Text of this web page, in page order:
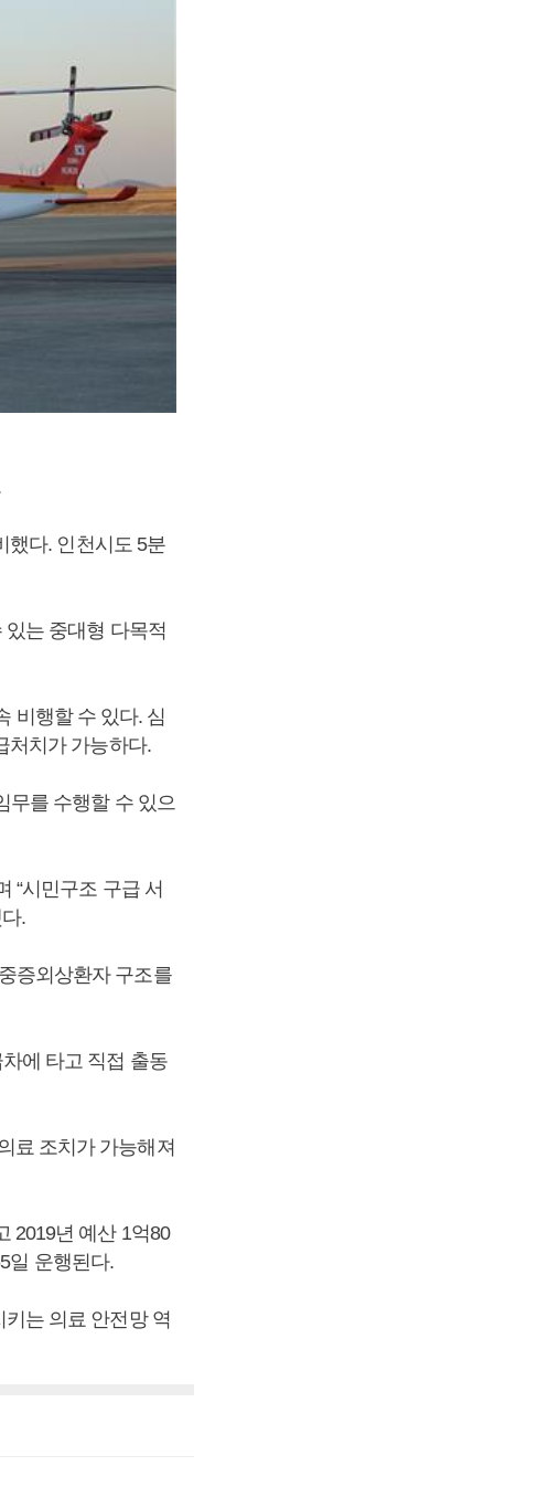
했다. 인천시도 5분
는 중대형 다목적
비행할 수 있다. 심
처치가 가능하다.
무를 수행할 수 있으
“시민구조 구급 서
.
증외상환자 구조를
에 타고 직접 출동
료 조치가 가능해져
2019년 예산 1억80
일 운행된다.
는 의료 안전망 역